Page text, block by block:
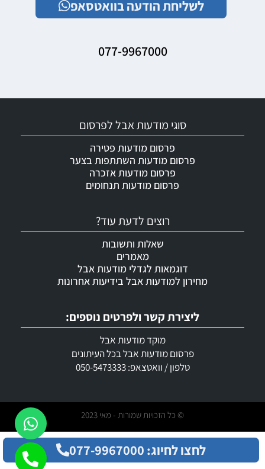
לשליחת הודעה בוואטסאפ
077-9967000
ליצירת קשר ולפרטים נוספים:
מוקד מודעות אבל
פרסום מודעות אבל בכל העיתונים
טלפון / וואטצאפ: 050-5473333
רוצים לדעת עוד?
שאלות ותשובות
מאמרים
דוגמאות לגדלי מודעות אבל
מחירון למודעות אבל בידיעות אחרונות
סוגי מודעות אבל לפרסום
פרסום מודעות פטירה
פרסום מודעות השתתפות בצער
פרסום מודעות אזכרה
פרסום מודעות תנחומים
© כל הזכויות שמורות - מאי 2023
לחצו לחיוג: 077-9967000